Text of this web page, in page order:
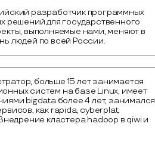
разработчик программных
решений для государственного
выполняемые нами, меняют в
людей по всей России.
больше 15 лет занимается
систем на базе Linux, имеет
bigdata более 4 лет, занимался
как rapida, cyberplat,
кластера hadoop в qiwi и